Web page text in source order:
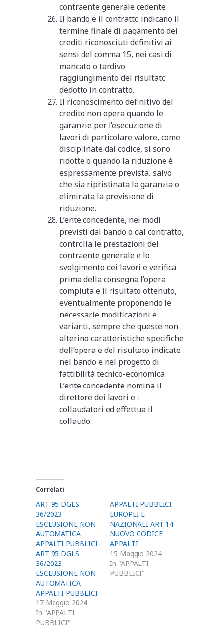
contraente generale cedente.
Il bando e il contratto indicano il
termine finale di pagamento dei
crediti riconosciuti definitivi ai
sensi del comma 15, nei casi di
mancato o tardivo
raggiungimento del risultato
dedotto in contratto.
Il riconoscimento definitivo del
credito non opera quando le
garanzie per l’esecuzione di
lavori di particolare valore, come
disciplinate dal codice, si sono
ridotte o quando la riduzione è
espressamente prevista, salvo
che sia ripristinata la garanzia o
eliminata la previsione di
riduzione.
L’ente concedente, nei modi
previsti dal bando o dal contratto,
controlla le prestazioni del
contraente generale e lo
svolgimento dei lavori e verifica
prima della consegna l’opera
compiuta e il risultato ottenuto,
eventualmente proponendo le
necessarie modificazioni e
varianti, sempre che queste non
alterino caratteristiche specifiche
dell’opera e del risultato indicate
nel bando e nel progetto di
fattibilità tecnico-economica.
L’ente concedente nomina il
direttore dei lavori e i
collaudatori ed effettua il
collaudo.
Correlati
ART 95 DGLS
36/2023
ESCLUSIONE NON
AUTOMATICA
APPALTI PUBBLICI-
ART 95 DGLS
36/2023
ESCLUSIONE NON
AUTOMATICA
APPALTI PUBBLICI
17 Maggio 2024
In "APPALTI
PUBBLICI"
APPALTI PUBBLICI
EUROPEI E
NAZIONALI ART 14
NUOVO CODICE
APPALTI
15 Maggio 2024
In "APPALTI
PUBBLICI"